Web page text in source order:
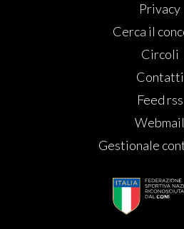
Privacy
Cerca il
Circoli
Contatti
Feed rss
Webmail
Gestionale